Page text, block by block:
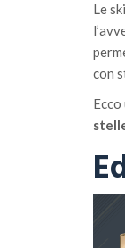
Le
con